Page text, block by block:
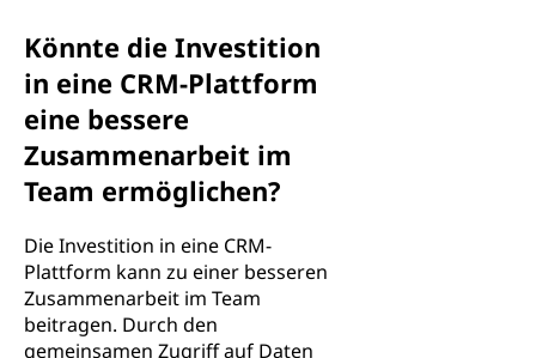
Könnte die Investition
in eine CRM-Plattform
eine bessere
Zusammenarbeit im
Team ermöglichen?
Die Investition in eine CRM-
Plattform kann zu einer besseren
Zusammenarbeit im Team
beitragen. Durch den
gemeinsamen Zugriff auf Daten